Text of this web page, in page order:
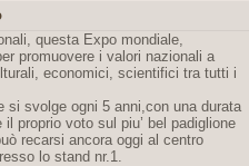
questa Expo mondiale,
promuovere i valori nazionali a
economici, scientifici tra tutti i
si svolge ogni 5 anni,con una durata
proprio voto sul piu’ bel padiglione
recarsi ancora oggi al centro
lo stand nr.1.